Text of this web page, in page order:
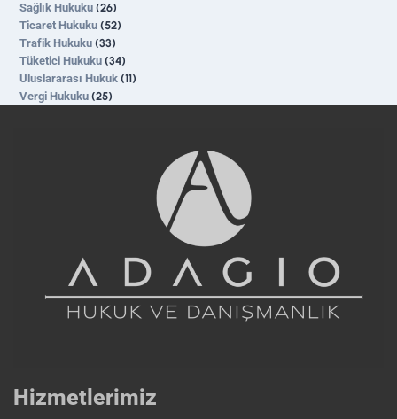
Sağlık Hukuku (26)
Ticaret Hukuku (52)
Trafik Hukuku (33)
Tüketici Hukuku (34)
Uluslararası Hukuk (11)
Vergi Hukuku (25)
Hizmetlerimiz